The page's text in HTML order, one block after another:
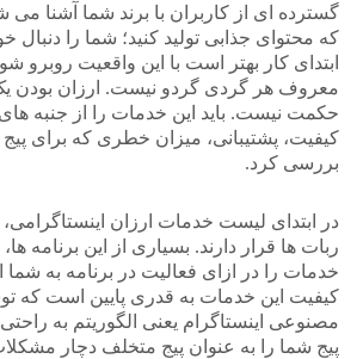
گسترده ای از کاربران با برند شما آشنا
که محتوای جذابی تولید کنید؛ شما را دنبال
ابتدای کار بهتر است با این واقعیت روبرو
معروف هر گردی گردو نیست. ارزان بودن
حکمت نیست. باید این خدمات را از جنبه
کیفیت، پشتیبانی، میزان خطری که برای
بررسی کرد.
در ابتدای لیست خدمات ارزان
ربات ها قرار دارند. بسیاری از این برنامه ها،
خدمات را در ازای فعالیت در برنامه به شما
کیفیت این خدمات به قدری پایین است
مصنوعی اینستاگرام یعنی الگوریتم به
پیج شما را به عنوان پیج متخلف دچار